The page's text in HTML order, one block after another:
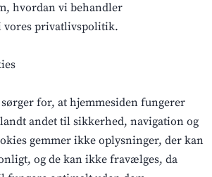
hvordan vi behandler
vores privatlivspolitik.
for, at hjemmesiden fungerer
andet til sikkerhed, navigation og
gemmer ikke oplysninger, der kan
og de kan ikke fravælges, da